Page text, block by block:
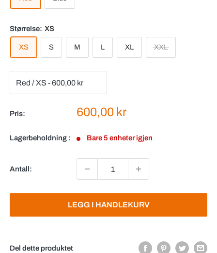
Størrelse: XS
XS S M L XL XXL
Pris: Salgspris
600,00 kr
Lagerbeholdning : Bare 5 enheter igjen
Antall:
LEGG I HANDLEKURV
Del dette produktet